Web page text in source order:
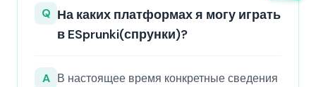
Q На каких платформах я могу играть
в ESprunki(спрунки)?
A В настоящее время конкретные сведения